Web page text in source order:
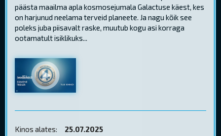
päästa maailma apla kosmosejumala Galactuse käest, kes
on harjunud neelama terveid planeete. Ja nagu kõik see
poleks juba piisavalt raske, muutub kogu asi korraga
ootamatult isiklikuks...
Kinos alates:
25.07.2025